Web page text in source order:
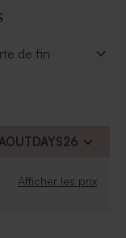
de fin
Afficher les prix